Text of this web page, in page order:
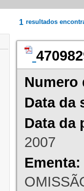
1 resultados
Numero
Data da
Data da
2007
Ementa: